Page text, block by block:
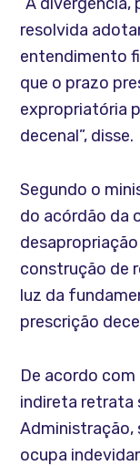
resolvida
entendimento
que o prazo
expropriatória
decenal”, disse.
Segundo o
do acórdão da
construção de
luz da
prescrição
De acordo
indireta retrata
Administração,
ocupa